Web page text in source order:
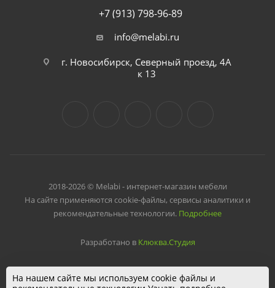
+7 (913) 798-96-89
info@melabi.ru
г. Новосибирск, Северный проезд, 4А
к 13
2018-2026 © Melabi - интернет-магазин мебели
На сайте применяются cookie-файлы, сервисы аналитики и
рекомендательные технологии. Подробнее
Разработано в Клюква.Студия
На нашем сайте мы используем cookie файлы и